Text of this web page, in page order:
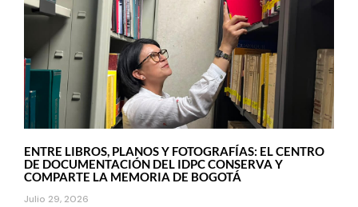
ENTRE LIBROS, PLANOS Y FOTOGRAFÍAS: EL CENTRO
DE DOCUMENTACIÓN DEL IDPC CONSERVA Y
COMPARTE LA MEMORIA DE BOGOTÁ
Julio 29, 2026